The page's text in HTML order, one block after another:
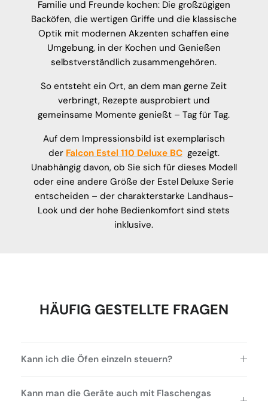
Familie und Freunde kochen: Die großzügigen
Backöfen, die wertigen Griffe und die klassische
Optik mit modernen Akzenten schaffen eine
Umgebung, in der Kochen und Genießen
selbstverständlich zusammengehören.
So entsteht ein Ort, an dem man gerne Zeit
verbringt, Rezepte ausprobiert und
gemeinsame Momente genießt – Tag für Tag.
Auf dem Impressionsbild ist exemplarisch
der Falcon Estel 110 Deluxe BCgezeigt.
Unabhängig davon, ob Sie sich für dieses Modell
oder eine andere Größe der Estel Deluxe Serie
entscheiden – der charakterstarke Landhaus-
Look und der hohe Bedienkomfort sind stets
inklusive.
HÄUFIG GESTELLTE FRAGEN
Kann ich die Öfen einzeln steuern?
Kann man die Geräte auch mit Flaschengas